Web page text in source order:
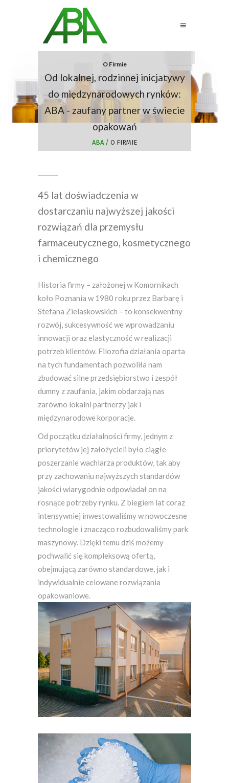
O Firmie
Od lokalnej, rodzinnej inicjatywy
do międzynarodowych rynków:
ABA - zaufany partner w świecie
opakowań
ABA/ O FIRMIE
45 lat doświadczenia w
dostarczaniu najwyższej jakości
rozwiązań dla przemysłu
farmaceutycznego, kosmetycznego
i chemicznego
Historia firmy – założonej w Komornikach
koło Poznania w 1980 roku przez Barbarę i
Stefana Zielaskowskich – to konsekwentny
rozwój, sukcesywność we wprowadzaniu
innowacji oraz elastyczność w realizacji
potrzeb klientów. Filozofia działania oparta
na tych fundamentach pozwoliła nam
zbudować silne przedsiębiorstwo i zespół
dumny z zaufania, jakim obdarzają nas
zarówno lokalni partnerzy jak i
międzynarodowe korporacje.
Od początku działalności firmy, jednym z
priorytetów jej założycieli było ciągłe
poszerzanie wachlarza produktów, tak aby
przy zachowaniu najwyższych standardów
jakości wiarygodnie odpowiadał on na
rosnące potrzeby rynku. Z biegiem lat coraz
intensywniej inwestowaliśmy w nowoczesne
technologie i znacząco rozbudowaliśmy park
maszynowy. Dzięki temu dziś możemy
pochwalić się kompleksową ofertą,
obejmującą zarówno standardowe, jak i
indywidualnie celowane rozwiązania
opakowaniowe.